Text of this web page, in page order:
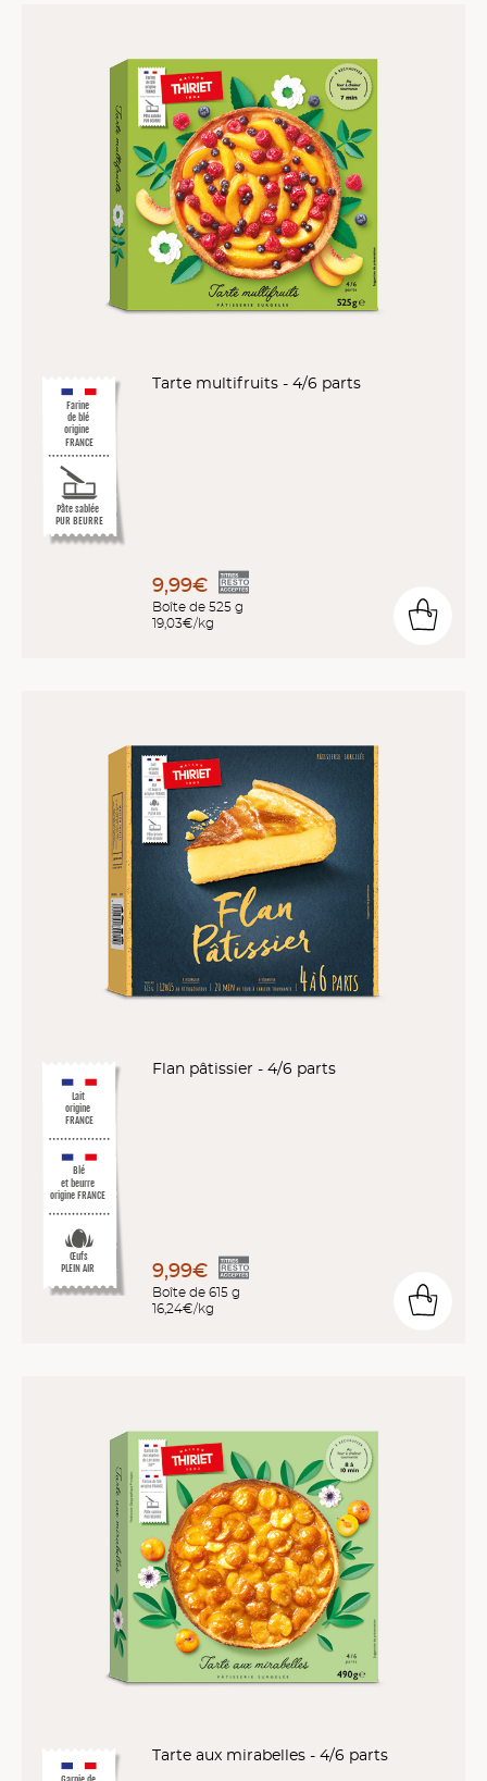
Farine
de blé
origine
FRANCE
Pâte sablée
PUR BEURRE
Tarte multifruits - 4/6 parts
9,99€
Boîte de 525 g
19,03€/kg
Lait
origine
FRANCE
Blé
et beurre
origine FRANCE
Œufs
PLEIN AIR
Flan pâtissier - 4/6 parts
9,99€
Boîte de 615 g
16,24€/kg
Tarte aux mirabelles - 4/6 parts